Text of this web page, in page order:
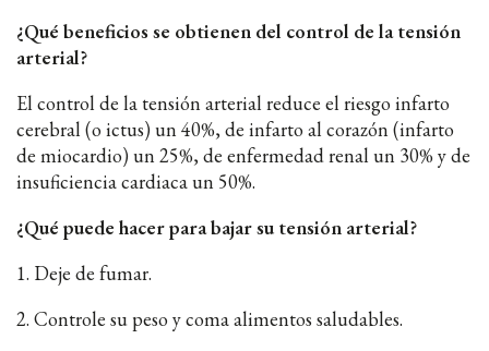
¿Qué beneficios se obtienen del control de la tensión
arterial?
El control de la tensión arterial reduce el riesgo infarto
cerebral (o ictus) un 40%, de infarto al corazón (infarto
de miocardio) un 25%, de enfermedad renal un 30% y de
insuficiencia cardiaca un 50%.
¿Qué puede hacer para bajar su tensión arterial?
1. Deje de fumar.
2. Controle su peso y coma alimentos saludables.